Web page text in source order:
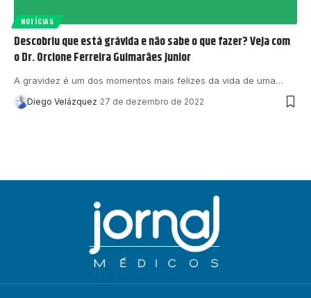
NOTÍCIAS
Descobriu que está grávida e não sabe o que fazer? Veja com
o Dr. Orcione Ferreira Guimarães Junior
A gravidez é um dos momentos mais felizes da vida de uma…
Diego Velázquez 27 de dezembro de 2022